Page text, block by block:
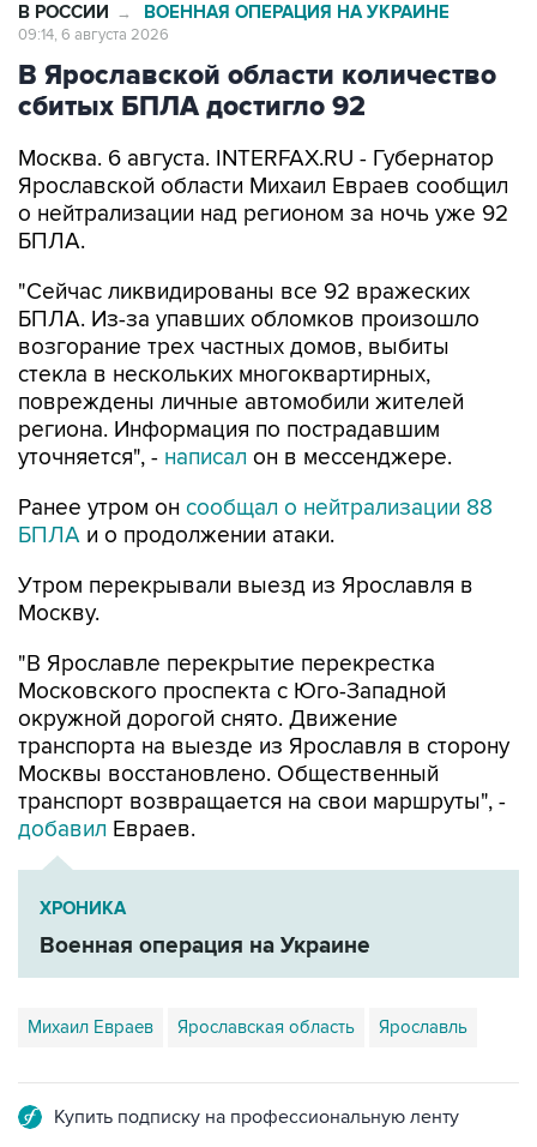
В РОССИИ → ВОЕННАЯ ОПЕРАЦИЯ НА УКРАИНЕ
09:14, 6 августа 2026
В Ярославской области количество
сбитых БПЛА достигло 92
Москва. 6 августа. INTERFAX.RU - Губернатор
Ярославской области Михаил Евраев сообщил
о нейтрализации над регионом за ночь уже 92
БПЛА.
"Сейчас ликвидированы все 92 вражеских
БПЛА. Из-за упавших обломков произошло
возгорание трех частных домов, выбиты
стекла в нескольких многоквартирных,
повреждены личные автомобили жителей
региона. Информация по пострадавшим
уточняется", - написал он в мессенджере.
Ранее утром он сообщал о нейтрализации 88
БПЛА и о продолжении атаки.
Утром перекрывали выезд из Ярославля в
Москву.
"В Ярославле перекрытие перекрестка
Московского проспекта с Юго-Западной
окружной дорогой снято. Движение
транспорта на выезде из Ярославля в сторону
Москвы восстановлено. Общественный
транспорт возвращается на свои маршруты", -
добавил Евраев.
ХРОНИКА
Военная операция на Украине
Михаил Евраев Ярославская область Ярославль
Купить подписку на профессиональную ленту